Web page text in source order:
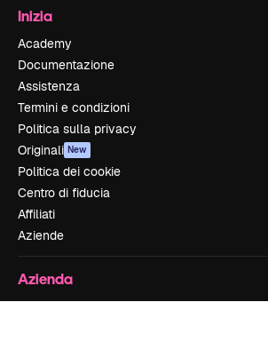
Inizia
Academy
Documentazione
Assistenza
Termini e condizioni
Politica sulla privacy
Originali New
Politica dei cookie
Centro di fiducia
Affiliati
Aziende
Azienda
Prezzi